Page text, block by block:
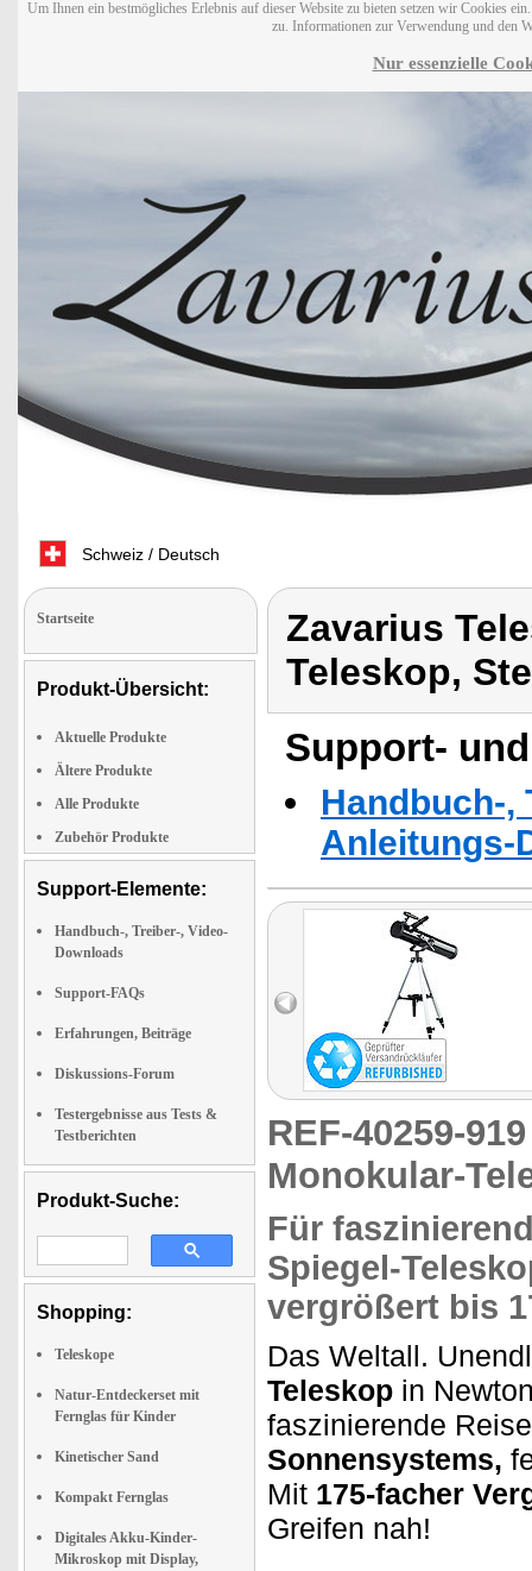
Um Ihnen ein bestmögliches Erlebnis auf dieser Website zu bieten setzen wir Cookies
zu. Informationen zur Verwendung und den
Nur essenzielle
Schweiz / Deutsch
Startseite
Produkt-Übersicht:
Aktuelle Produkte
Ältere Produkte
Alle Produkte
Zubehör Produkte
Support-Elemente:
Handbuch-, Treiber-, Video-
Downloads
Support-FAQs
Erfahrungen, Beiträge
Diskussions-Forum
Testergebnisse aus Tests &
Testberichten
Produkt-Suche:
Shopping:
Teleskope
Natur-Entdeckerset mit
Fernglas für Kinder
Kinetischer Sand
Kompakt Fernglas
Digitales Akku-Kinder-
Mikroskop mit Display,
Zavarius
Teleskop,
Support-
Handbuch-,
Anleitungs-
REF-40259-
Monokular-
Für
Spiegel-
vergrößert bis
Das Weltall.
Teleskop in
faszinierende
Sonnensystems,
Mit 175-facher
Greifen nah!